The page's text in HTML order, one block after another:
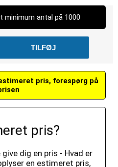
minimum antal på 1000
pris, forespørg på
pris?
dig en pris - Hvad er
en estimeret pris,